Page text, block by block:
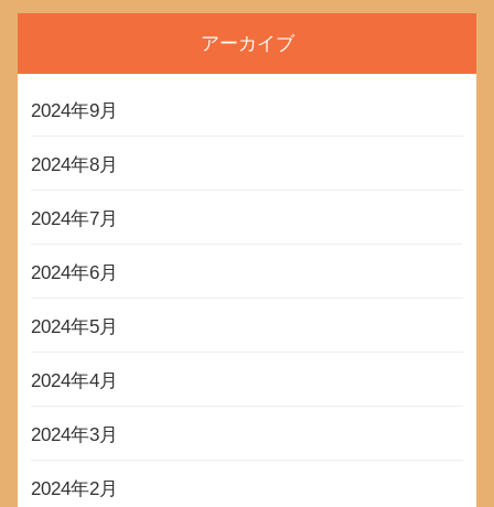
アーカイブ
2024年9月
2024年8月
2024年7月
2024年6月
2024年5月
2024年4月
2024年3月
2024年2月